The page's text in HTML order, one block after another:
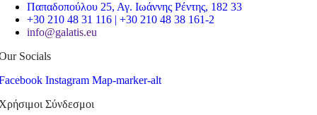
Παπαδοπούλου 25, Αγ. Ιωάννης Ρέντης, 182 33
+30 210 48 31 116 | +30 210 48 38 161-2
info@galatis.eu
Socials
Instagram Map-marker-alt
Σύνδεσμοι